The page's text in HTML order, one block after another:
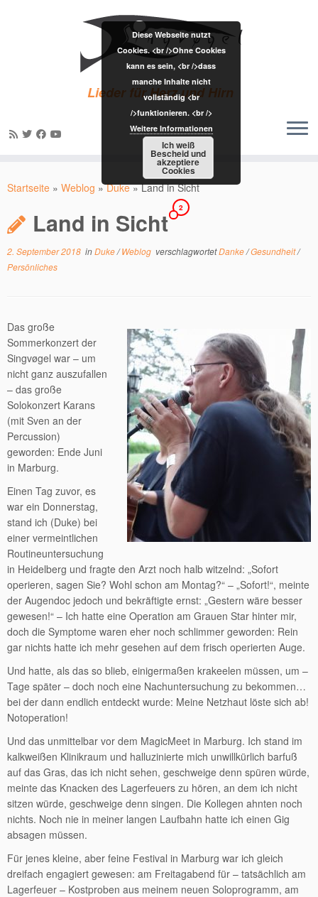
Inhalt
Lieder für Herz und Hirn
Startseite » Weblog » Duke » Land in Sicht
Land in Sicht 2
2. September 2018 inDuke/Weblog verschlagwortetDanke/Gesundheit/
Persönliches
Das große
Sommerkonzert der
Singvøgel war – um
nicht ganz auszufallen
– das große
Solokonzert Karans
(mit Sven an der
Percussion)
geworden: Ende Juni
in Marburg.
Einen Tag zuvor, es
war ein Donnerstag,
stand ich (Duke) bei
einer vermeintlichen
Routineuntersuchung
in Heidelberg und fragte den Arzt noch halb witzelnd: „Sofort
operieren, sagen Sie? Wohl schon am Montag?“ – „Sofort!“, meinte
der Augendoc jedoch und bekräftigte ernst: „Gestern wäre besser
gewesen!“ – Ich hatte eine Operation am Grauen Star hinter mir,
doch die Symptome waren eher noch schlimmer geworden: Rein
gar nichts hatte ich mehr gesehen auf dem frisch operierten Auge.
Und hatte, als das so blieb, einigermaßen krakeelen müssen, um –
Tage später – doch noch eine Nachuntersuchung zu bekommen…
bei der dann endlich entdeckt wurde: Meine Netzhaut löste sich ab!
Notoperation!
Und das unmittelbar vor dem MagicMeet in Marburg. Ich stand im
kalkweißen Klinikraum und halluzinierte mich unwillkürlich barfuß
auf das Gras, das ich nicht sehen, geschweige denn spüren würde,
meinte das Knacken des Lagerfeuers zu hören, an dem ich nicht
sitzen würde, geschweige denn singen. Die Kollegen ahnten noch
nichts. Noch nie in meiner langen Laufbahn hatte ich einen Gig
absagen müssen.
Für jenes kleine, aber feine Festival in Marburg war ich gleich
dreifach engagiert gewesen: am Freitagabend für – tatsächlich am
Lagerfeuer – Kostproben aus meinem neuen Soloprogramm, am
Diese Webseite nutzt
Cookies. <br />Ohne Cookies
kann es sein, <br />dass
manche Inhalte nicht
vollständig <br
/>funktionieren. <br />
Weitere Informationen
Ich weiß
Bescheid und
akzeptiere
Cookies